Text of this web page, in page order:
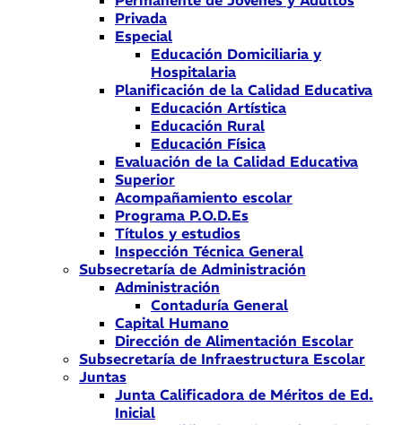
Privada
Especial
Educación Domiciliaria y
Hospitalaria
Planificación de la Calidad Educativa
Educación Artística
Educación Rural
Educación Física
Evaluación de la Calidad Educativa
Superior
Acompañamiento escolar
Programa P.O.D.Es
Títulos y estudios
Inspección Técnica General
Subsecretaría de Administración
Administración
Contaduría General
Capital Humano
Dirección de Alimentación Escolar
Subsecretaría de Infraestructura Escolar
Juntas
Junta Calificadora de Méritos de Ed.
Inicial